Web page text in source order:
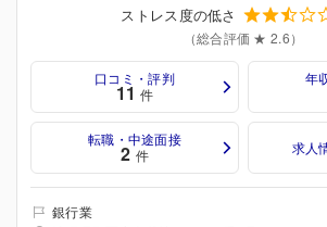
ストレス度の低さ
（総合評価 ★ 2.6）
口コミ・評判
11 件
年
転職・中途面接
2 件 求人
銀行業